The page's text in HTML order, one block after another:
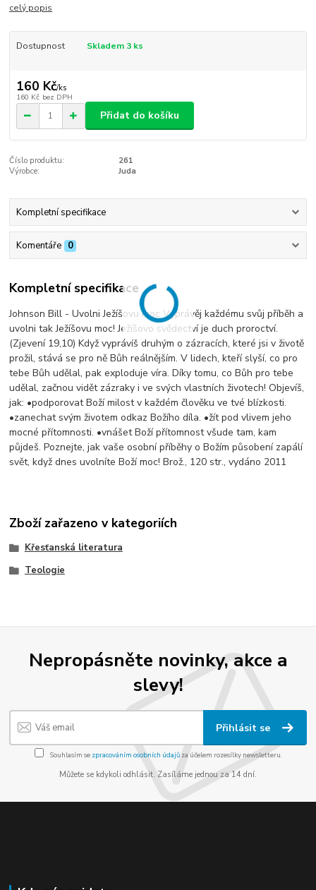
celý popis
Dostupnost Skladem 3 ks
160 Kč/ks
160 Kč bez DPH
Přidat do košíku
Číslo produktu:
261
Výrobce:
Juda
Kompletní specifikace
Komentáře 0
Kompletní specifikace
Johnson Bill - Uvolni Ježíšovu moc Vyprávěj každému svůj příběh a
uvolni tak Ježíšovu moc! Ježíšovo svědectví je duch proroctví.
(Zjevení 19,10) Když vyprávíš druhým o zázracích, které jsi v životě
prožil, stává se pro ně Bůh reálnějším. V lidech, kteří slyší, co pro
tebe Bůh udělal, pak exploduje víra. Díky tomu, co Bůh pro tebe
udělal, začnou vidět zázraky i ve svých vlastních životech! Objevíš,
jak: •podporovat Boží milost v každém člověku ve tvé blízkosti.
•zanechat svým životem odkaz Božího díla. •žít pod vlivem jeho
mocné přítomnosti. •vnášet Boží přítomnost všude tam, kam
půjdeš. Poznejte, jak vaše osobní příběhy o Božím působení zapálí
svět, když dnes uvolníte Boží moc! Brož., 120 str., vydáno 2011
Zboží zařazeno v kategoriích
Křesťanská literatura
Teologie
Nepropásněte novinky, akce a
slevy!
Přihlásit se
Souhlasím se zpracováním osobních údajůza účelem rozesílky newsletteru.
Můžete se kdykoli odhlásit. Zasíláme jednou za 14 dní.